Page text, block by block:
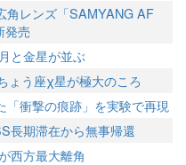
角レンズ「SAMYANG AF
発売
と金星が並ぶ
ょう座χ星が極大のころ
「衝撃の痕跡」を実験で再現
長期滞在から無事帰還
西方最大離角